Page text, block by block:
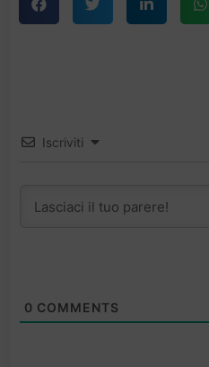
Iscriviti
0 COMMENTS